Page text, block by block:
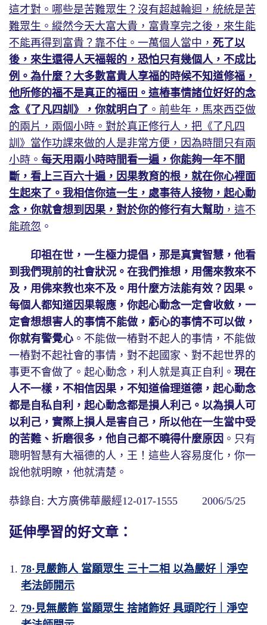
這才對。哪些是苦難眾生？沒有超越輪迴，統統是苦
難眾生。縱然今天大富大貴，富貴享完之後，來生能
不能再得到富貴？靠不住。一萬個人當中， 死了以
後，來生還得人天福報的，恐怕只有幾個人，不成比
例。為什麼？大多數富貴人享福的時候不知道修福，
他所修的福不是真正的福田。這樁事情諸位好好的念
念《了凡四訓》，你就明白了 。前些年，馬來西亞做
的兩片，兩個小時。對於真正修行人，把《了凡四
訓》當作功課來做的人是非常方便，因為時間只有兩
小時。 每天用兩小時時間看一遍，你能夠一年不間
斷，看上三百六十遍，因果教育的根，就在你心裡面
生起來了。我相信你這一生，處事待人接物，起心動
念，你就會想到因果，對於你的修行有大幫助 ，這不
能疏忽 。
印祖在世，一生極力提倡，那是真實智慧，他看
到我們現前的社會狀況。在我們推想，用儒來教來不
及，用佛來教也來不及。用什麼方法能有效？因果。
每個人都知道因果報應，你起心動念一定會收斂，一
定會想想害人的事情不能做，虧心的事情不可以做，
你就有警覺心 。不能做一樁對不起人的事情，不能做
一樁對不起社會的事情，對不起國家、對不起世界的
事更不會做了。起心動念，利人就是真正自利。 現在
人不一樣，不相信因果，不知道倫理道德，起心動念
都是自私自利，起心動念都是損人利己。以為損人可
以利己，實際上損人是害自己，所以他在一生當中受
的苦難、折磨很多，他自己都不曉得什麼原因 。只有
聰明智慧有大福德的人，王！這些人容易度化，你一
說他就明瞭，他就清楚。
恭錄自: 大方廣佛華嚴經12-017-1555 2006/5/25
延伸學習的好文章：
78·見嚴飾人 當願眾生 三十二相 以為嚴好｜淨空
老法師開示
79·見無嚴飾 當願眾生 捨諸飾好 具頭陀行｜淨空